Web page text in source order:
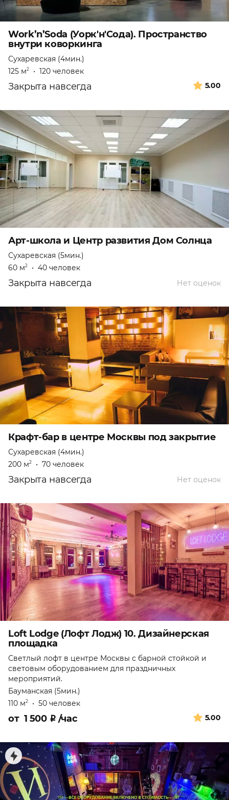
Work’n’Soda (Уорк'н'Сода). Пространство
внутри коворкинга
Сухаревская (4мин.)
125 м2 • 120 человек
5.00
Закрыта навсегда
Арт-школа и Центр развития Дом Солнца
Сухаревская (5мин.)
60 м2 • 40 человек
Нет оценок
Закрыта навсегда
Крафт-бар в центре Москвы под закрытие
Сухаревская (4мин.)
200 м2 • 70 человек
Нет оценок
Закрыта навсегда
Loft Lodge (Лофт Лодж) 10. Дизайнерская
площадка
Светлый лофт в центре Москвы с барной стойкой и
световым оборудованием для праздничных
мероприятий.
Бауманская (5мин.)
110 м2 • 50 человек
5.00
от 1 500 ₽ /час